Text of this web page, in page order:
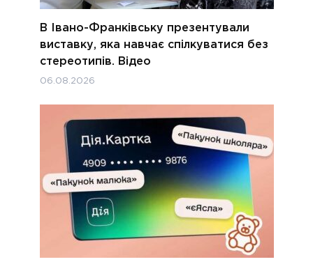
В Івано-Франківську презентували
виставку, яка навчає спілкуватися без
стереотипів. Відео
06.08.2026